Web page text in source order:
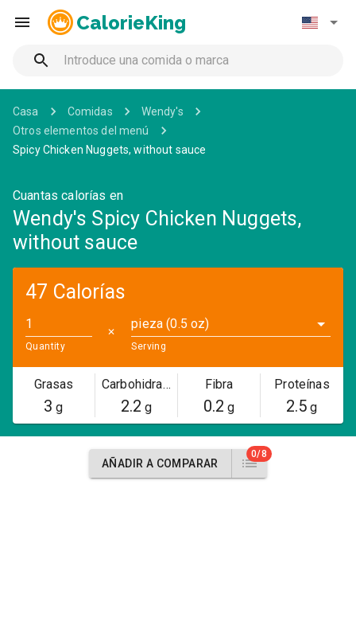
CalorieKing
Casa Comidas
Wendy's
Otros elementos del menú
Spicy Chicken Nuggets, without sauce
Cuantas calorías en
Wendy's Spicy Chicken Nuggets,
without sauce
47 Calorías
Quantity
✕
pieza (0.5 oz)
Serving
Grasas
3 g
Carbohidratos
2.2 g
Fibra
0.2 g
Proteínas
2.5 g
AÑADIR A COMPARAR
0/8